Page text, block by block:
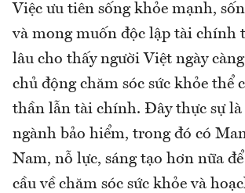
Việc ưu tiên sống khỏe mạnh,
và mong muốn độc lập tài chính
lâu cho thấy người Việt ngày
chủ động chăm sóc sức khỏe thể
thần lẫn tài chính. Đây thực sự là
ngành bảo hiểm, trong đó có
Nam, nỗ lực, sáng tạo hơn nữa
cầu về chăm sóc sức khỏe và